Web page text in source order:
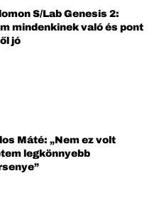
S/Lab Genesis 2:
mindenkinek való és pont
jó
Máté: „Nem ez volt
legkönnyebb